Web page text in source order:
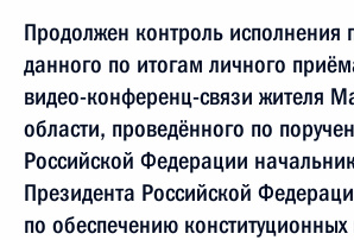
Продолжен контроль исполнения
данного по итогам личного
видео-конференц-связи жителя
области, проведённого по
Российской Федерации
Президента Российской
по обеспечению